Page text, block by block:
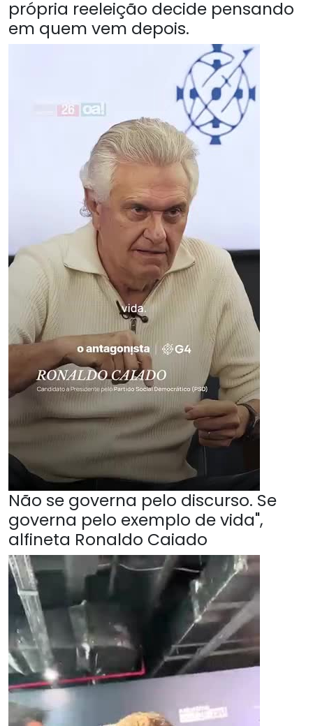
própria reeleição decide pensando
em quem vem depois.
Não se governa pelo discurso. Se
governa pelo exemplo de vida",
alfineta Ronaldo Caiado